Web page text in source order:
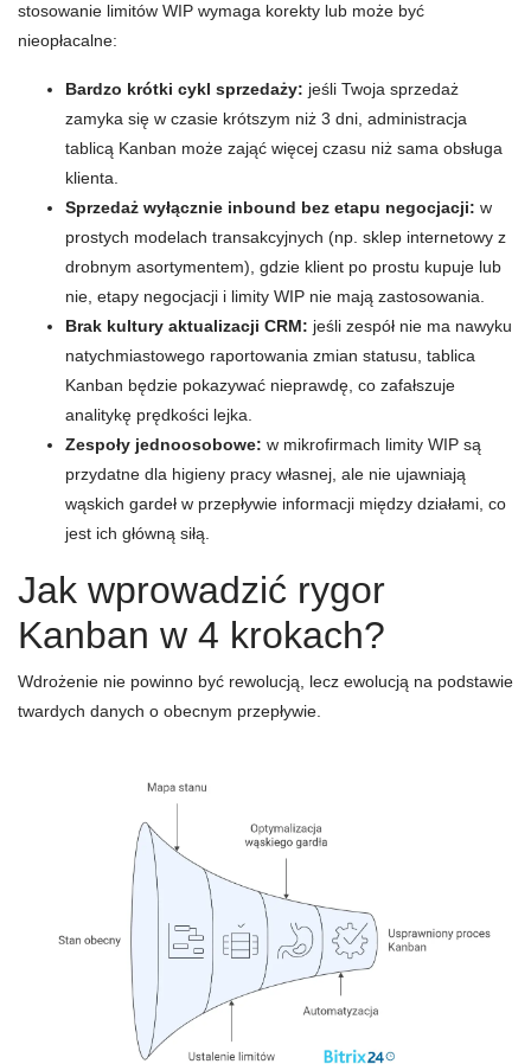
stosowanie limitów WIP wymaga korekty lub może być
nieopłacalne:
Bardzo krótki cykl sprzedaży: jeśli Twoja sprzedaż
zamyka się w czasie krótszym niż 3 dni, administracja
tablicą Kanban może zająć więcej czasu niż sama obsługa
klienta.
Sprzedaż wyłącznie inbound bez etapu negocjacji: w
prostych modelach transakcyjnych (np. sklep internetowy z
drobnym asortymentem), gdzie klient po prostu kupuje lub
nie, etapy negocjacji i limity WIP nie mają zastosowania.
Brak kultury aktualizacji CRM: jeśli zespół nie ma nawyku
natychmiastowego raportowania zmian statusu, tablica
Kanban będzie pokazywać nieprawdę, co zafałszuje
analitykę prędkości lejka.
Zespoły jednoosobowe: w mikrofirmach limity WIP są
przydatne dla higieny pracy własnej, ale nie ujawniają
wąskich gardeł w przepływie informacji między działami, co
jest ich główną siłą.
Jak wprowadzić rygor
Kanban w 4 krokach?
Wdrożenie nie powinno być rewolucją, lecz ewolucją na podstawie
twardych danych o obecnym przepływie.